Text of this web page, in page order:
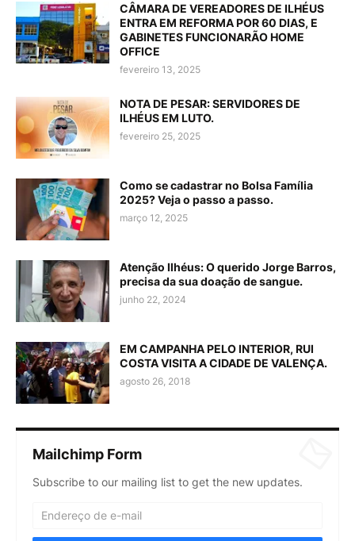
CÂMARA DE VEREADORES DE ILHÉUS
ENTRA EM REFORMA POR 60 DIAS, E
GABINETES FUNCIONARÃO HOME
OFFICE
fevereiro 13, 2025
NOTA DE PESAR: SERVIDORES DE
ILHÉUS EM LUTO.
fevereiro 25, 2025
Como se cadastrar no Bolsa Família
2025? Veja o passo a passo.
março 12, 2025
Atenção Ilhéus: O querido Jorge Barros,
precisa da sua doação de sangue.
junho 22, 2024
EM CAMPANHA PELO INTERIOR, RUI
COSTA VISITA A CIDADE DE VALENÇA.
agosto 26, 2018
Mailchimp Form
Subscribe to our mailing list to get the new updates.